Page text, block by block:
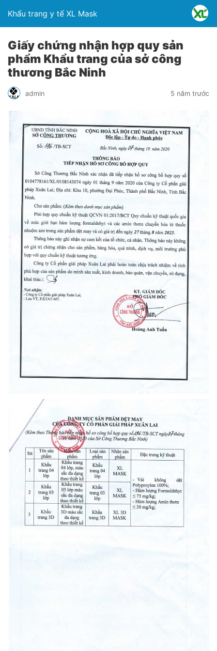
Khẩu trang y tế XL Mask
Giấy chứng nhận hợp quy sản
phẩm Khẩu trang của sở công
thương Bắc Ninh
admin 5 năm trước